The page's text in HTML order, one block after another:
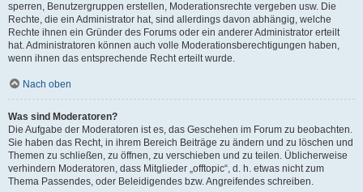
sperren, Benutzergruppen erstellen, Moderationsrechte vergeben usw. Die
Rechte, die ein Administrator hat, sind allerdings davon abhängig, welche
Rechte ihnen ein Gründer des Forums oder ein anderer Administrator erteilt
hat. Administratoren können auch volle Moderationsberechtigungen haben,
wenn ihnen das entsprechende Recht erteilt wurde.
Nach oben
Was sind Moderatoren?
Die Aufgabe der Moderatoren ist es, das Geschehen im Forum zu beobachten.
Sie haben das Recht, in ihrem Bereich Beiträge zu ändern und zu löschen und
Themen zu schließen, zu öffnen, zu verschieben und zu teilen. Üblicherweise
verhindern Moderatoren, dass Mitglieder „offtopic“, d. h. etwas nicht zum
Thema Passendes, oder Beleidigendes bzw. Angreifendes schreiben.